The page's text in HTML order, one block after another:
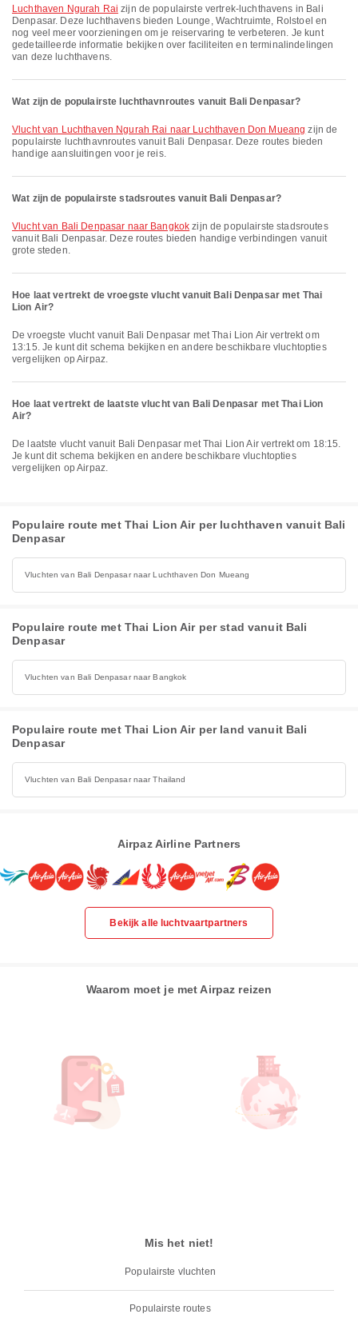
Luchthaven Ngurah Rai zijn de populairste vertrek-luchthavens in Bali
Denpasar. Deze luchthavens bieden Lounge, Wachtruimte, Rolstoel en
nog veel meer voorzieningen om je reiservaring te verbeteren. Je kunt
gedetailleerde informatie bekijken over faciliteiten en terminalindelingen
van deze luchthavens.
Wat zijn de populairste luchthavnroutes vanuit Bali Denpasar?
vlucht van Luchthaven Ngurah Rai naar Luchthaven Don Mueang zijn de
populairste luchthavnroutes vanuit Bali Denpasar. Deze routes bieden
handige aansluitingen voor je reis.
Wat zijn de populairste stadsroutes vanuit Bali Denpasar?
vlucht van Bali Denpasar naar Bangkok zijn de populairste stadsroutes
vanuit Bali Denpasar. Deze routes bieden handige verbindingen vanuit
grote steden.
Hoe laat vertrekt de vroegste vlucht vanuit Bali Denpasar met Thai
Lion Air?
De vroegste vlucht vanuit Bali Denpasar met Thai Lion Air vertrekt om
13:15. Je kunt dit schema bekijken en andere beschikbare vluchtopties
vergelijken op Airpaz.
Hoe laat vertrekt de laatste vlucht van Bali Denpasar met Thai Lion
Air?
De laatste vlucht vanuit Bali Denpasar met Thai Lion Air vertrekt om 18:15.
Je kunt dit schema bekijken en andere beschikbare vluchtopties
vergelijken op Airpaz.
Populaire route met Thai Lion Air per luchthaven vanuit Bali
Denpasar
Vluchten van Bali Denpasar naar Luchthaven Don Mueang
Populaire route met Thai Lion Air per stad vanuit Bali
Denpasar
Vluchten van Bali Denpasar naar Bangkok
Populaire route met Thai Lion Air per land vanuit Bali
Denpasar
Vluchten van Bali Denpasar naar Thailand
Airpaz Airline Partners
Bekijk alle luchtvaartpartners
Waarom moet je met Airpaz reizen
Mis het niet!
Populairste vluchten
Populairste routes